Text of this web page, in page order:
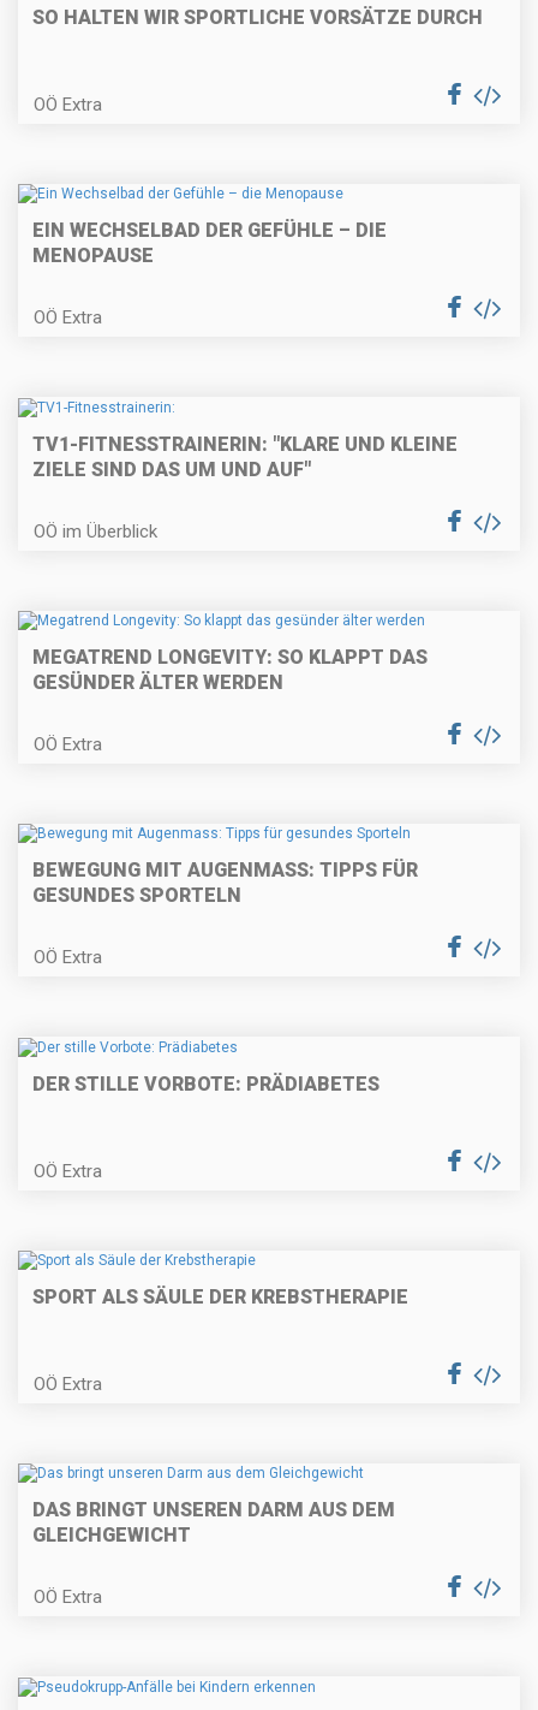
SO HALTEN WIR SPORTLICHE VORSÄTZE DURCH
OÖ Extra
EIN WECHSELBAD DER GEFÜHLE – DIE
MENOPAUSE
OÖ Extra
TV1-FITNESSTRAINERIN: "KLARE UND KLEINE
ZIELE SIND DAS UM UND AUF"
OÖ im Überblick
MEGATREND LONGEVITY: SO KLAPPT DAS
GESÜNDER ÄLTER WERDEN
OÖ Extra
BEWEGUNG MIT AUGENMASS: TIPPS FÜR
GESUNDES SPORTELN
OÖ Extra
DER STILLE VORBOTE: PRÄDIABETES
OÖ Extra
SPORT ALS SÄULE DER KREBSTHERAPIE
OÖ Extra
DAS BRINGT UNSEREN DARM AUS DEM
GLEICHGEWICHT
OÖ Extra